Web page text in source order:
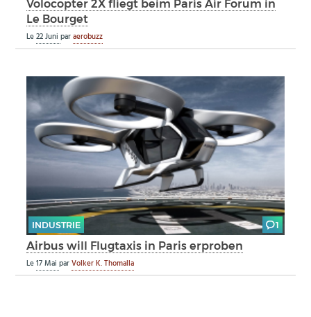
Volocopter 2X fliegt beim Paris Air Forum in
Le Bourget
Le22 Juniparaerobuzz
INDUSTRIE 1
Airbus will Flugtaxis in Paris erproben
Le17 MaiparVolker K. Thomalla